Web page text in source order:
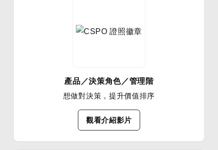
產品／決策角色／管理階
想做對決策，提升價值排序
觀看介紹影片